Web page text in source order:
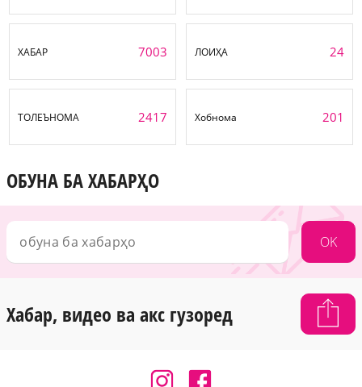
ХАБАР 7003 ЛОИҲА 24
ТОЛЕЪНОМА 2417 Хобнома 201
ОБУНА БА ХАБАРҲО
OK
Хабар, видео ва акс гузоред